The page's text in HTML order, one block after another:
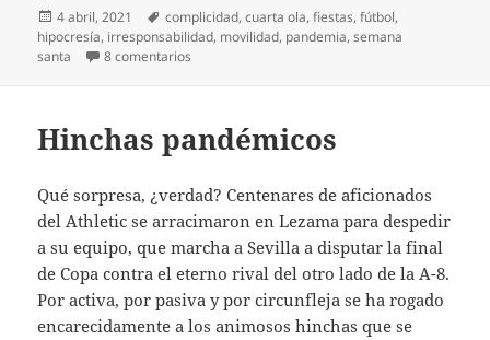
Publicado
el
4 abril, 2021 Etiquetas
complicidad,cuarta ola,fiestas,fútbol,
hipocresía, irresponsabilidad, movilidad, pandemia,semana
santa
8 comentarios
Hinchas pandémicos
Qué sorpresa, ¿verdad? Centenares de aficionados
del Athletic se arracimaron en Lezama para despedir
a su equipo, que marcha a Sevilla a disputar la final
de Copa contra el eterno rival del otro lado de la A-8.
Por activa, por pasiva y por circunfleja se ha rogado
encarecidamente a los animosos hinchas que se